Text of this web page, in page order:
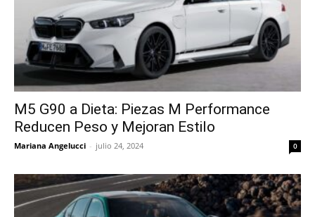
M5 G90 a Dieta: Piezas M Performance
Reducen Peso y Mejoran Estilo
Mariana Angelucci - julio 24, 2024 0